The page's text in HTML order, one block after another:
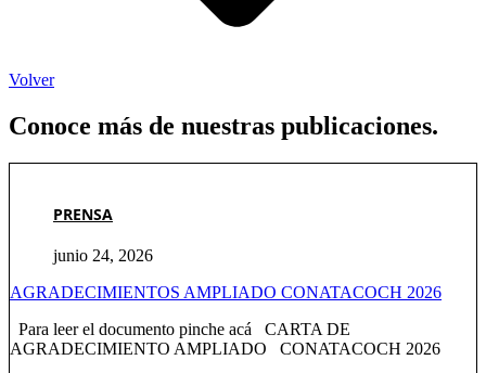
Volver
Conoce más de nuestras publicaciones.
PRENSA
junio 24, 2026
AGRADECIMIENTOS AMPLIADO CONATACOCH 2026
Para leer el documento pinche acá CARTA DE
AGRADECIMIENTO AMPLIADO CONATACOCH 2026